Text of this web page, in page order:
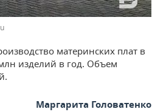
материнских плат в
изделий в год. Объем
Маргарита Головатенко